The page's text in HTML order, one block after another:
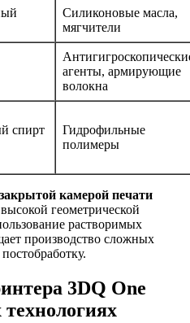
Силиконовые масла,
мягчители
агенты, армирующие
волокна
спирт
Гидрофильные
полимеры
камерой печати
геометрической
растворимых
производство сложных
3DQ One